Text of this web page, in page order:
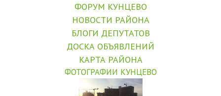
ФОРУМ КУНЦЕВО
НОВОСТИ РАЙОНА
БЛОГИ ДЕПУТАТОВ
ДОСКА ОБЪЯВЛЕНИЙ
КАРТА РАЙОНА
ФОТОГРАФИИ КУНЦЕВО